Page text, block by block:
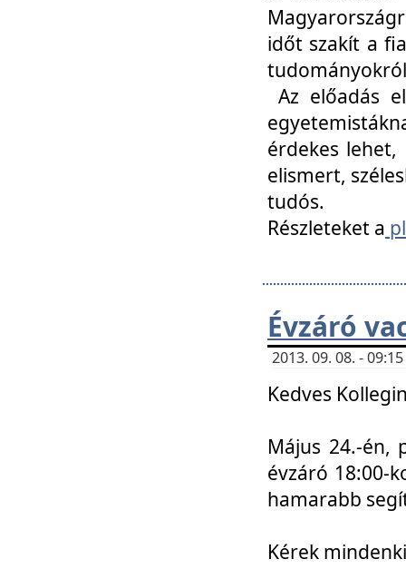
időt szakít a
Az előadás
érdekes lehet,
elismert,
tudós.
Részleteket a
Évzáró
2013. 09. 08. -
Kedves
Május 24.-én,
évzáró 18:00-
hamarabb
Kérek